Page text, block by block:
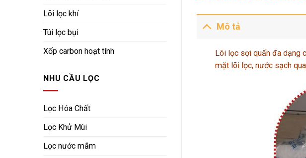
Lõi lọc khí
Túi lọc bụi
Xốp carbon hoạt tính
NHU CẦU LỌC
Lọc Hóa Chất
Lọc Khử Mùi
Lọc nước mắm
Mô tả
Lõi lọc sợi quấn đa dạng
mặt lõi lọc, nước sạch